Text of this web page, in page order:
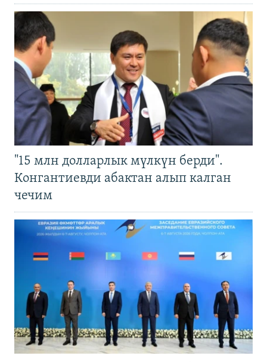
"15 млн долларлык мүлкүн берди".
Конгантиевди абактан алып калган
чечим